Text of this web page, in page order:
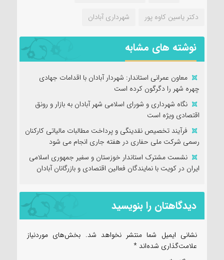
دکتر یاسین کاوه پور شهرداری آبادان
نوشته های مشابه
معاون عمرانی استاندار: شهردار آبادان با اقدامات جهادی
چهره شهر را دگرگون کرده است
نگاه شهرداری و شورای اسلامی شهر آبادان به بازار و رونق
اقتصادی ویژه است
فرآیند تخصیص نقدینگی و پرداخت مطالبات مالیاتی کارکنان
رسمی شرکت ملی حفاری در هفته جاری انجام می شود
نشست مشترک استاندار خوزستان و سفیر جمهوری اسلامی
ایران در کویت با نمایندگان فعالین اقتصادی و بازرگانان آبادان
دیدگاهتان را بنویسید
نشانی ایمیل شما منتشر نخواهد شد. بخش‌های موردنیاز
علامت‌گذاری شده‌اند *